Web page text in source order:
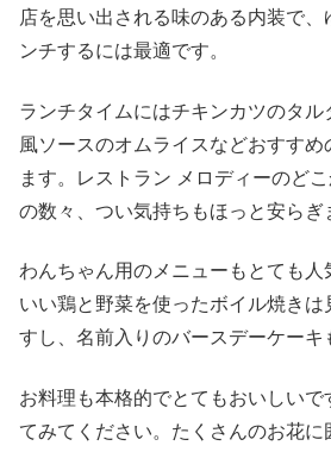
店を思い出される味のある内装で、
ンチするには最適です。
ランチタイムにはチキンカツのタ
風ソースのオムライスなどおすす
ます。レストラン メロディーのど
の数々、つい気持ちもほっと安らぎ
わんちゃん用のメニューもとても
いい鶏と野菜を使ったボイル焼き
すし、名前入りのバースデーケーキ
お料理も本格的でとてもおいしい
てみてください。たくさんのお花に